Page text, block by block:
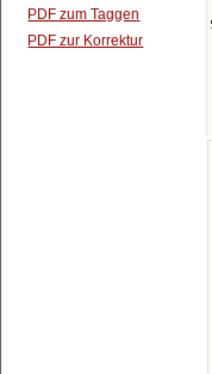
PDF zum Taggen
PDF zur Korrektur